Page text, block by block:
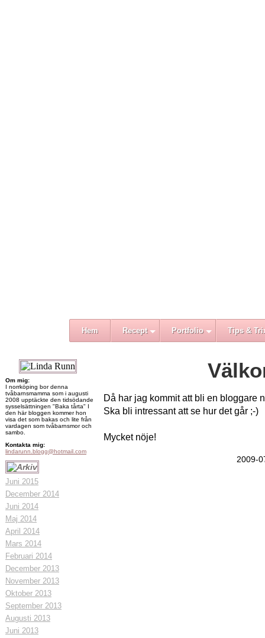
Hem Recept Portfolio Tips &
Om mig:
I norrköping bor denna
tvåbarnsmamma som i augusti
2008 upptäckte den tidsödande
sysselsättningen "Baka tårta" I
den här bloggen kommer hon
visa det som bakas och lite från
vardagen som tvåbarnsmor och
sambo.
Kontakta mig:
lindarunn.blogg@hotmail.com
Juni 2015
December 2014
Juni 2014
Maj 2014
April 2014
Mars 2014
Februari 2014
December 2013
November 2013
Oktober 2013
September 2013
Augusti 2013
Juni 2013
Då har jag kommit att bli en bloggare
Ska bli intressant att se hur det går ;-)
Mycket nöje!
2009-